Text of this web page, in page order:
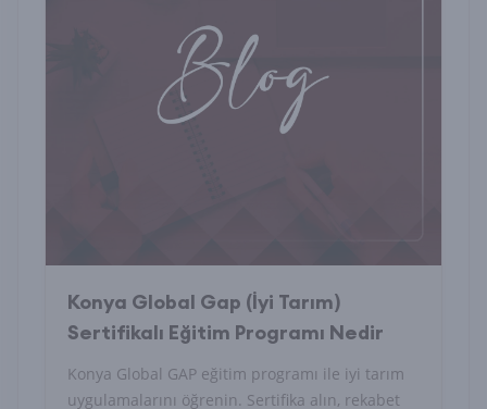
Konya Global Gap (İyi Tarım)
Sertifikalı Eğitim Programı Nedir
Konya Global GAP eğitim programı ile iyi tarım
uygulamalarını öğrenin. Sertifika alın, rekabet